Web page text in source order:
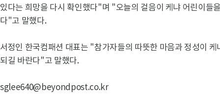
있다는 희망을 다시 확인했다"며 "오늘의 걸음이 케냐 어린이들
다"고 말했다.
서정인 한국컴패션 대표는 "참가자들의 따뜻한 마음과 정성이
되길 바란다"고 말했다.
sglee640@beyondpost.co.kr